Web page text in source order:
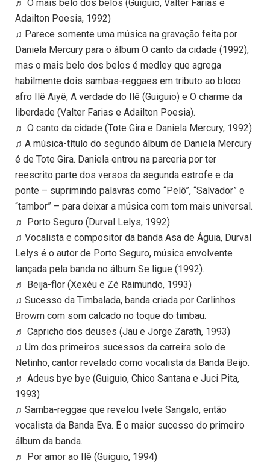
♬ O mais belo dos belos (Guiguio, Valter Farias e
Adailton Poesia, 1992)
♫ Parece somente uma música na gravação feita por
Daniela Mercury para o álbum O canto da cidade (1992),
mas o mais belo dos belos é medley que agrega
habilmente dois sambas-reggaes em tributo ao bloco
afro Ilê Aiyê, A verdade do Ilê (Guiguio) e O charme da
liberdade (Valter Farias e Adailton Poesia).
♬ O canto da cidade (Tote Gira e Daniela Mercury, 1992)
♫ A música-título do segundo álbum de Daniela Mercury
é de Tote Gira. Daniela entrou na parceria por ter
reescrito parte dos versos da segunda estrofe e da
ponte – suprimindo palavras como “Pelô”, “Salvador” e
“tambor” – para deixar a música com tom mais universal.
♬ Porto Seguro (Durval Lelys, 1992)
♫ Vocalista e compositor da banda Asa de Águia, Durval
Lelys é o autor de Porto Seguro, música envolvente
lançada pela banda no álbum Se ligue (1992).
♬ Beija-flor (Xexéu e Zé Raimundo, 1993)
♫ Sucesso da Timbalada, banda criada por Carlinhos
Browm com som calcado no toque do timbau.
♬ Capricho dos deuses (Jau e Jorge Zarath, 1993)
♫ Um dos primeiros sucessos da carreira solo de
Netinho, cantor revelado como vocalista da Banda Beijo.
♬ Adeus bye bye (Guiguio, Chico Santana e Juci Pita,
1993)
♫ Samba-reggae que revelou Ivete Sangalo, então
vocalista da Banda Eva. É o maior sucesso do primeiro
álbum da banda.
♬ Por amor ao Ilê (Guiguio, 1994)